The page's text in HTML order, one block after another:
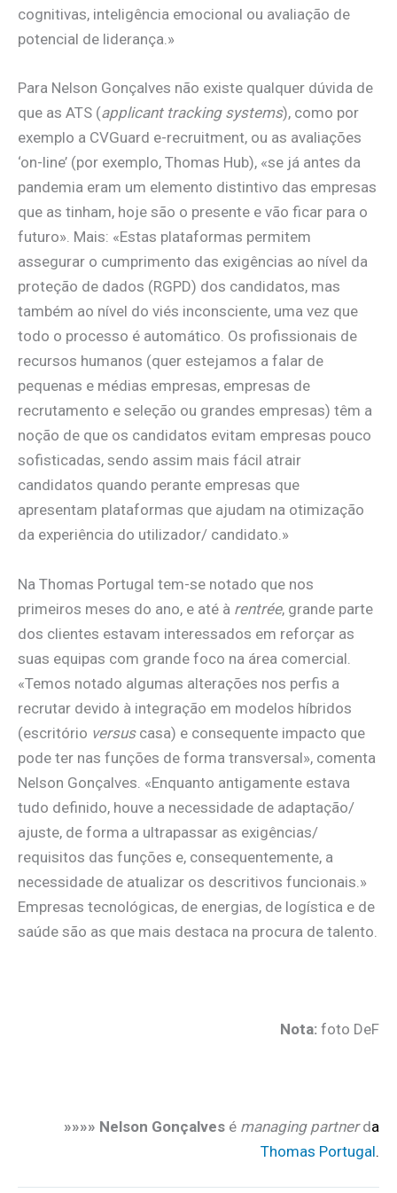
cognitivas, inteligência emocional ou avaliação de
potencial de liderança.»
Para Nelson Gonçalves não existe qualquer dúvida de
que as ATS (applicant tracking systems), como por
exemplo a CVGuard e-recruitment, ou as avaliações
‘on-line’ (por exemplo, Thomas Hub), «se já antes da
pandemia eram um elemento distintivo das empresas
que as tinham, hoje são o presente e vão ficar para o
futuro». Mais: «Estas plataformas permitem
assegurar o cumprimento das exigências ao nível da
proteção de dados (RGPD) dos candidatos, mas
também ao nível do viés inconsciente, uma vez que
todo o processo é automático. Os profissionais de
recursos humanos (quer estejamos a falar de
pequenas e médias empresas, empresas de
recrutamento e seleção ou grandes empresas) têm a
noção de que os candidatos evitam empresas pouco
sofisticadas, sendo assim mais fácil atrair
candidatos quando perante empresas que
apresentam plataformas que ajudam na otimização
da experiência do utilizador/ candidato.»
Na Thomas Portugal tem-se notado que nos
primeiros meses do ano, e até à rentrée, grande parte
dos clientes estavam interessados em reforçar as
suas equipas com grande foco na área comercial.
«Temos notado algumas alterações nos perfis a
recrutar devido à integração em modelos híbridos
(escritório versuscasa) e consequente impacto que
pode ter nas funções de forma transversal», comenta
Nelson Gonçalves. «Enquanto antigamente estava
tudo definido, houve a necessidade de adaptação/
ajuste, de forma a ultrapassar as exigências/
requisitos das funções e, consequentemente, a
necessidade de atualizar os descritivos funcionais.»
Empresas tecnológicas, de energias, de logística e de
saúde são as que mais destaca na procura de talento.
Nota: foto DeF
»»»» Nelson Gonçalves é managing partnerda
Thomas Portugal.